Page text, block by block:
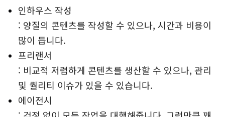
인하우스 작성
: 양질의 콘텐츠를 작성할 수 있으나, 시간과 비용이
많이 듭니다.
프리랜서
: 비교적 저렴하게 콘텐츠를 생산할 수 있으나, 관리
및 퀄리티 이슈가 있을 수 있습니다.
에이전시